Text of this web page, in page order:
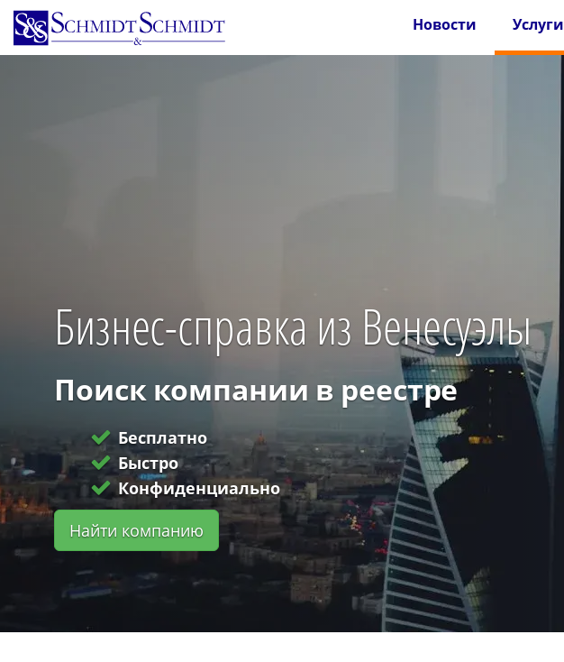
Перейти
основному
Новости Услуги
Бизнес-справка из Венесуэлы
Поиск компании в реестре
Бесплатно
Быстро
Конфиденциально
Найти компанию